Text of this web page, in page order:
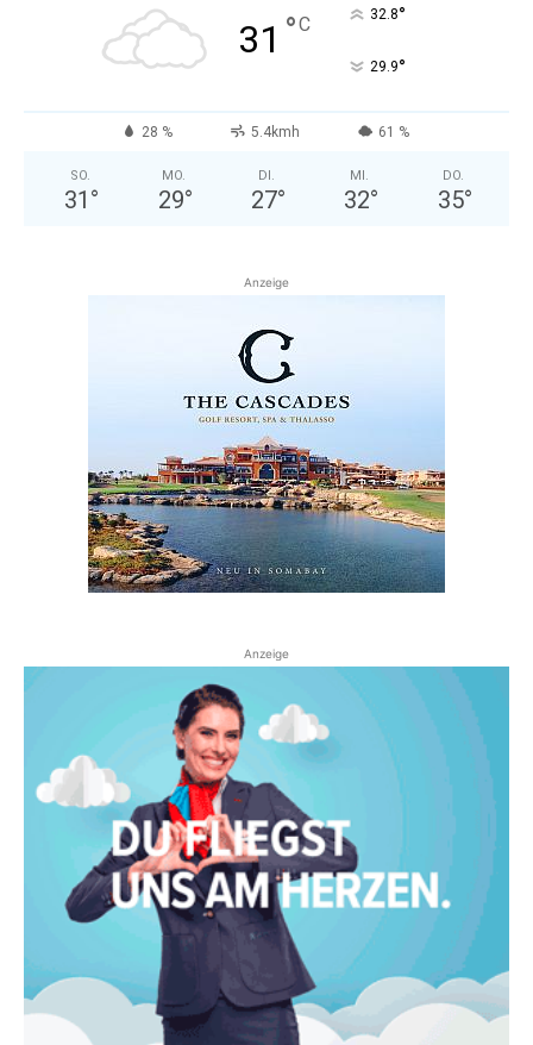
31 °C 32.8°
29.9°
28 % 5.4kmh 61 %
SO.
31 °
MO.
29°
DI.
27°
MI.
32°
DO.
35°
Anzeige
Anzeige